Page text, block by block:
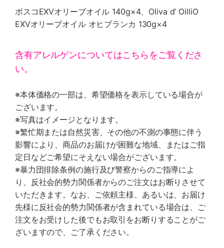
ボスコEXVオリーブオイル 140g×4、Oliva d’ OilliO
EXVオリーブオイル オヒブランカ 130g×4
含有アレルゲンについてはこちらをご覧くださ
い。
※本体価格の一部は、希望価格を表示している場合が
ございます。
※写真はイメージとなります。
※繁忙期または自然災害、その他の不測の事態に伴う
影響により、商品のお届けが困難な地域、またはご指
定日などご希望にそえない場合がございます。
※暴力団排除条例の施行及び警察からのご指導によ
り、反社会的勢力関係者からのご注文はお断りさせて
いただきます。なお、ご依頼主様、あるいは、お届け
先様に反社会的勢力関係者が含まれている場合は、ご
注文をお受けした後でもお取引をお断りすることがご
ざいますので、ご了承ください。